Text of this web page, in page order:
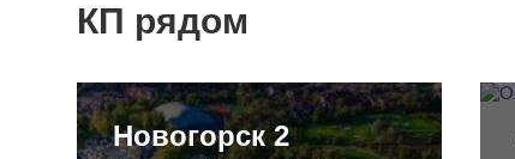
КП рядом
Новогорск 2